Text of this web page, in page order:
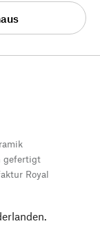
gefertigt
Royal